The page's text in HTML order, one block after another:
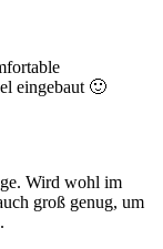
eingebaut 🙂
Wird wohl im
groß genug, um